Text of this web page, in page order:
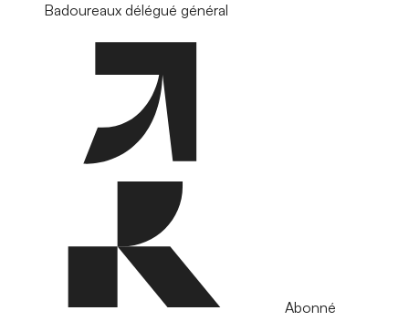
Badoureaux délégué général
Abonné